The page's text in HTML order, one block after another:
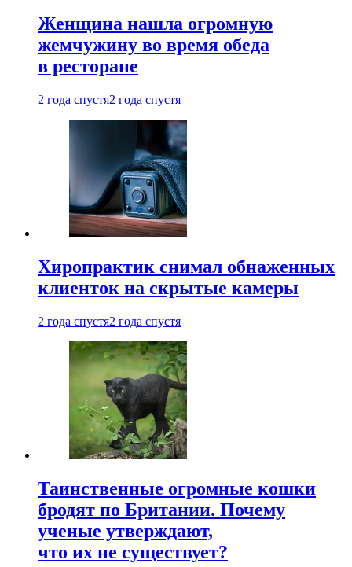
Женщина нашла огромную
жемчужину во время обеда
в ресторане
2 года спустя2 года спустя
Хиропрактик снимал обнаженных
клиенток на скрытые камеры
2 года спустя2 года спустя
Таинственные огромные кошки
бродят по Британии. Почему
ученые утверждают,
что их не существует?